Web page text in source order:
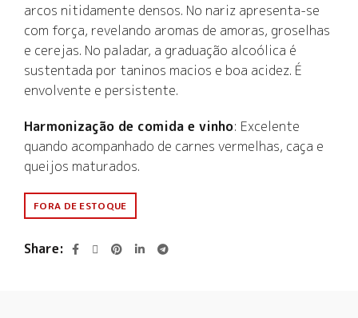
arcos nitidamente densos. No nariz apresenta-se
com força, revelando aromas de amoras, groselhas
e cerejas. No paladar, a graduação alcoólica é
sustentada por taninos macios e boa acidez. É
envolvente e persistente.
Harmonização de comida e vinho: Excelente
quando acompanhado de carnes vermelhas, caça e
queijos maturados.
FORA DE ESTOQUE
Share